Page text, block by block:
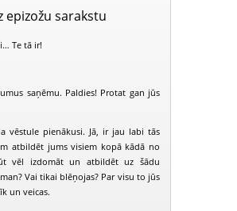
epizožu sarakstu
Te tā ir!
saņēmu. Paldies! Protat gan jūs
vēstule pienākusi. Jā, ir jau labi tās
atbildēt jums visiem kopā kādā no
vēl izdomāt un atbildēt uz šādu
Vai tikai blēņojas? Par visu to jūs
un veicas.